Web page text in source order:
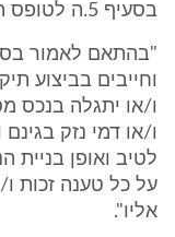
בסעיף 5.ה לטופס ההעברה הצהירו המוכרים המקוריים:
וחייבים בביצוע
ו/או יתגלה בנכס
ו/או דמי נזק
לטיב ואופן בניית
על כל טענה זכות
אליו".